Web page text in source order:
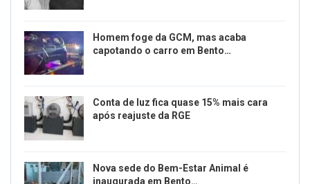
Homem foge da GCM, mas acaba
capotando o carro em Bento…
Conta de luz fica quase 15% mais cara
após reajuste da RGE
Nova sede do Bem-Estar Animal é
inaugurada em Bento…